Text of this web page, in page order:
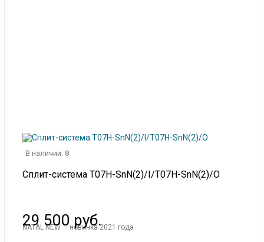
В наличии: 8
Сплит-система T07H-SnN(2)/I/T07H-SnN(2)/O
NATAL NEW — новинка 2021 года
29 500 руб.